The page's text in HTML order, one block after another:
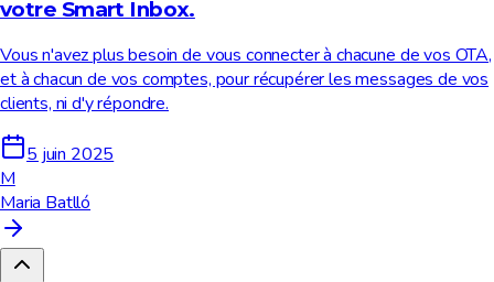
votre Smart Inbox.
Vous n'avez plus besoin de vous connecter à chacune de vos OTA,
et à chacun de vos comptes, pour récupérer les messages de vos
clients, ni d'y répondre.
5 juin 2025
M
Maria Batlló